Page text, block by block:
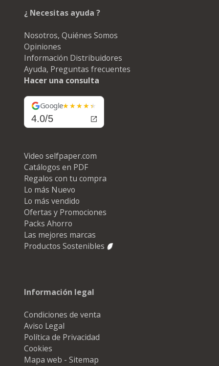
¿ Necesitas ayuda ?
Nosotros, Quiénes Somos
Opiniones
Información Distribuidores
Ayuda, Preguntas frecuentes
Hacer una consulta
Google
4.0/5
Video selfpaper.com
Catálogos en PDF
Regalos con tu compra
Lo más Nuevo
Lo más vendido
Ofertas y Promociones
Packs Ahorro
Las mejores marcas
Productos Sostenibles
Información legal
Condiciones de venta
Aviso Legal
Política de Privacidad
Cookies
Mapa web - Sitemap